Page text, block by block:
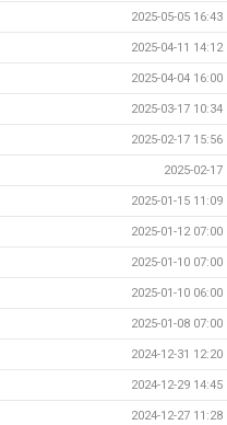
2025-05-05 16:43
2025-04-11 14:12
2025-04-04 16:00
2025-03-17 10:34
2025-02-17 15:56
2025-02-17
2025-01-15 11:09
2025-01-12 07:00
2025-01-10 07:00
2025-01-10 06:00
2025-01-08 07:00
2024-12-31 12:20
2024-12-29 14:45
2024-12-27 11:28